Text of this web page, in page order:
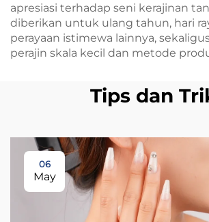
apresiasi terhadap seni kerajinan
diberikan untuk ulang tahun, hari
perayaan istimewa lainnya,
perajin skala kecil dan metode
Tips dan
06
May